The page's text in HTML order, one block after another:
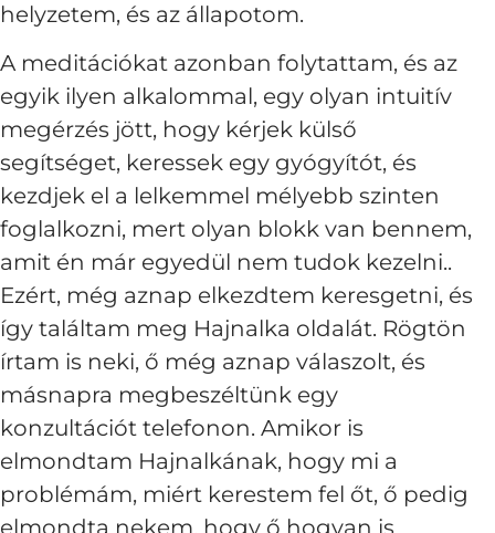
helyzetem, és az állapotom.
A meditációkat azonban folytattam, és az
egyik ilyen alkalommal, egy olyan intuitív
megérzés jött, hogy kérjek külső
segítséget, keressek egy gyógyítót, és
kezdjek el a lelkemmel mélyebb szinten
foglalkozni, mert olyan blokk van bennem,
amit én már egyedül nem tudok kezelni..
Ezért, még aznap elkezdtem keresgetni, és
így találtam meg Hajnalka oldalát. Rögtön
írtam is neki, ő még aznap válaszolt, és
másnapra megbeszéltünk egy
konzultációt telefonon. Amikor is
elmondtam Hajnalkának, hogy mi a
problémám, miért kerestem fel őt, ő pedig